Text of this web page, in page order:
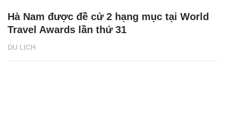
DU LỊCH
Hà Nam được đề cử 2 hạng mục tại World
Travel Awards lần thứ 31